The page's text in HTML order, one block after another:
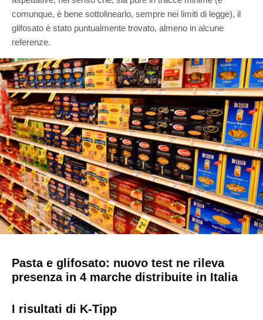
comunque, è bene sottolinearlo, sempre nei limiti di legge), il
glifosato è stato puntualmente trovato, almeno in alcune
referenze.
Pasta e glifosato: nuovo test ne rileva
presenza in 4 marche distribuite in Italia
I risultati di K-Tipp